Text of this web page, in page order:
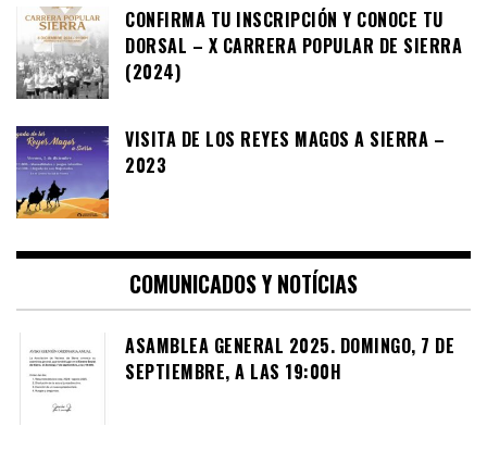
CONFIRMA TU INSCRIPCIÓN Y CONOCE TU
DORSAL – X CARRERA POPULAR DE SIERRA
(2024)
VISITA DE LOS REYES MAGOS A SIERRA –
2023
COMUNICADOS Y NOTÍCIAS
ASAMBLEA GENERAL 2025. DOMINGO, 7 DE
SEPTIEMBRE, A LAS 19:00H